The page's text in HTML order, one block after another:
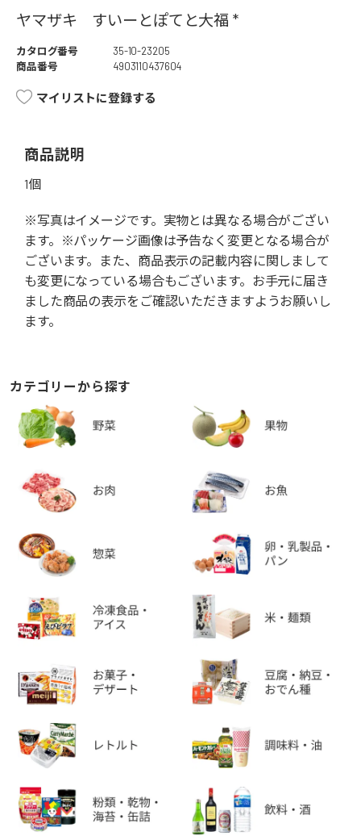
ヤマザキ すいーとぽてと大福 *
カタログ番号
35-10-23205
商品番号
4903110437604
マイリストに登録する
商品説明
1個
※写真はイメージです。実物とは異なる場合がござい
ます。※パッケージ画像は予告なく変更となる場合が
ございます。また、商品表示の記載内容に関しまして
も変更になっている場合もございます。お手元に届き
ました商品の表示をご確認いただきますようお願いし
ます。
カテゴリーから探す